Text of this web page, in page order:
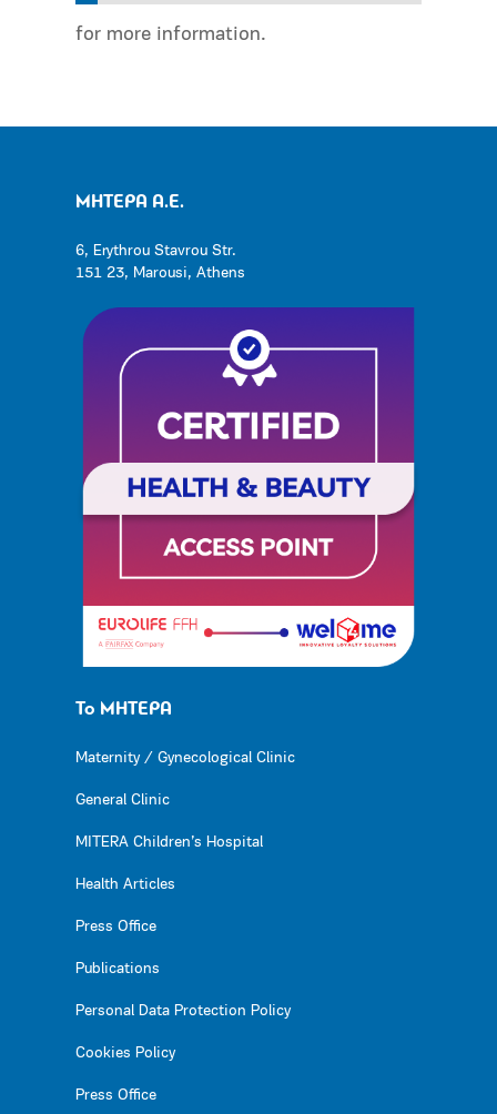
for more information.
ΜΗΤΕΡΑ Α.Ε.
6, Erythrou Stavrou Str.
151 23, Marousi, Athens
Το ΜΗΤΕΡΑ
Maternity / Gynecological Clinic
General Clinic
MITERA Children’s Hospital
Health Articles
Press Office
Publications
Personal Data Protection Policy
Cookies Policy
Press Office